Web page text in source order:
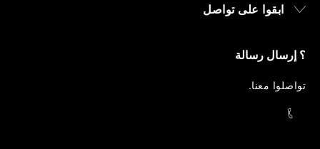
ابقوا على تواصل
؟ إرسال رسالة
تواصلوا معنا.